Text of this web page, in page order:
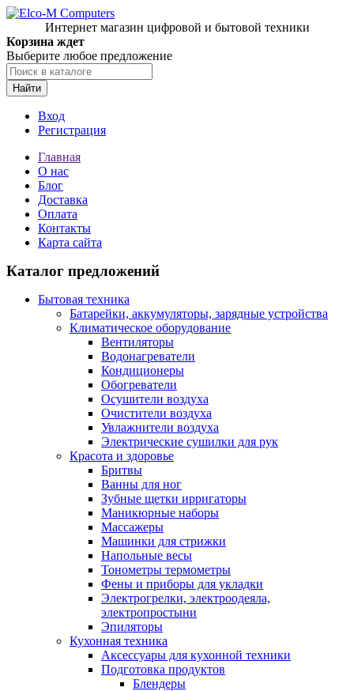
Интернет магазин цифровой и бытовой техники
Корзина ждет
Выберите любое предложение
Найти
Вход
Регистрация
Главная
О нас
Блог
Доставка
Оплата
Контакты
Карта сайта
Каталог предложений
Бытовая техника
Батарейки, аккумуляторы, зарядные устройства
Климатическое оборудование
Вентиляторы
Водонагреватели
Кондиционеры
Обогреватели
Осушители воздуха
Очистители воздуха
Увлажнители воздуха
Электрические сушилки для рук
Красота и здоровье
Бритвы
Ванны для ног
Зубные щетки ирригаторы
Маникюрные наборы
Массажеры
Машинки для стрижки
Напольные весы
Тонометры термометры
Фены и приборы для укладки
Электрогрелки, электроодеяла,
электропростыни
Эпиляторы
Кухонная техника
Аксессуары для кухонной техники
Подготовка продуктов
Блендеры